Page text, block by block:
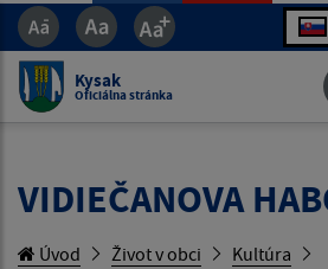
Kysak
Oficiálna stránka
VIDIEČANOVA
Úvod Život v obci
Kultúra